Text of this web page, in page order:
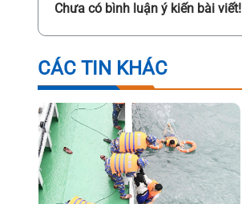
Chưa có bình luận ý kiến bài viết!
CÁC TIN KHÁC